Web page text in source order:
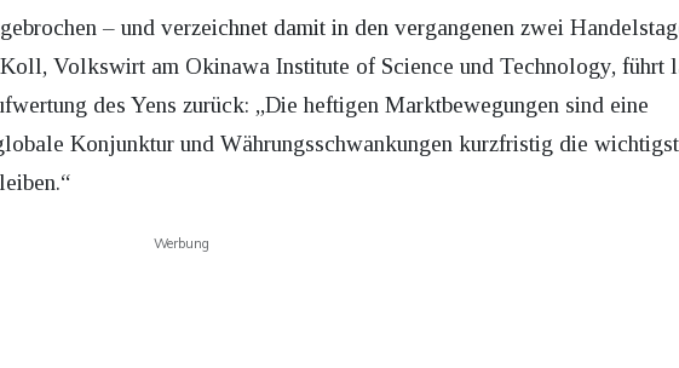
– und verzeichnet damit in den vergangenen zwei
Volkswirt am Okinawa Institute of Science und Technology, führt
des Yens zurück: „Die heftigen Marktbewegungen sind eine
Konjunktur und Währungsschwankungen kurzfristig die
Werbung